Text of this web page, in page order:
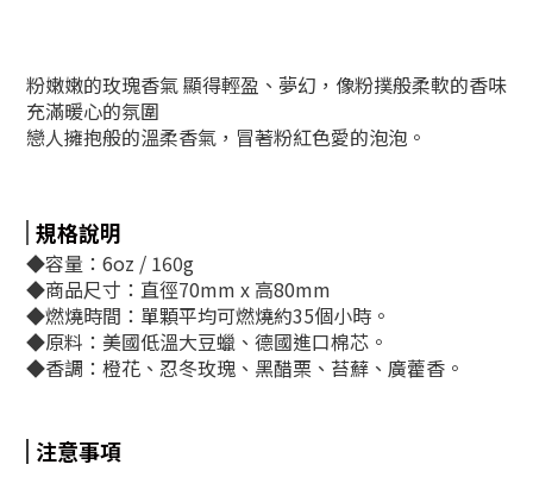
粉嫩嫩的玫瑰香氣 顯得輕盈、夢幻，像粉撲般柔軟的香味
充滿暖心的氛圍
戀人擁抱般的溫柔香氣，冒著粉紅色愛的泡泡。
規格說明
◆容量：6oz / 160g
◆商品尺寸：直徑70mm x 高80mm
◆燃燒時間：單顆平均可燃燒約35個小時。
◆原料：美國低溫大豆蠟、德國進口棉芯。
◆香調： 橙花、忍冬玫瑰、黑醋栗、苔蘚、廣藿香。
注意事項